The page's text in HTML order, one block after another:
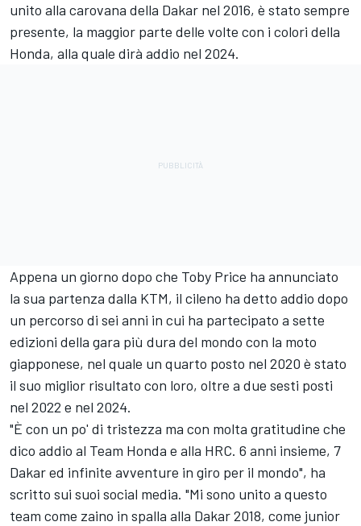
unito alla carovana della Dakar nel 2016, è stato sempre
presente, la maggior parte delle volte con i colori della
Honda, alla quale dirà addio nel 2024.
Appena un giorno dopo che Toby Price ha annunciato
la sua partenza dalla KTM, il cileno ha detto addio dopo
un percorso di sei anni in cui ha partecipato a sette
edizioni della gara più dura del mondo con la moto
giapponese, nel quale un quarto posto nel 2020 è stato
il suo miglior risultato con loro, oltre a due sesti posti
nel 2022 e nel 2024.
"È con un po' di tristezza ma con molta gratitudine che
dico addio al Team Honda e alla HRC. 6 anni insieme, 7
Dakar ed infinite avventure in giro per il mondo", ha
scritto sui suoi social media. "Mi sono unito a questo
team come zaino in spalla alla Dakar 2018, come junior